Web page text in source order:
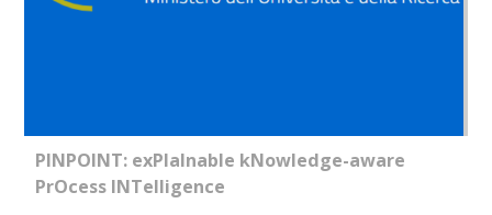
PINPOINT: exPlaInable kNowledge-aware
PrOcess INTelligence